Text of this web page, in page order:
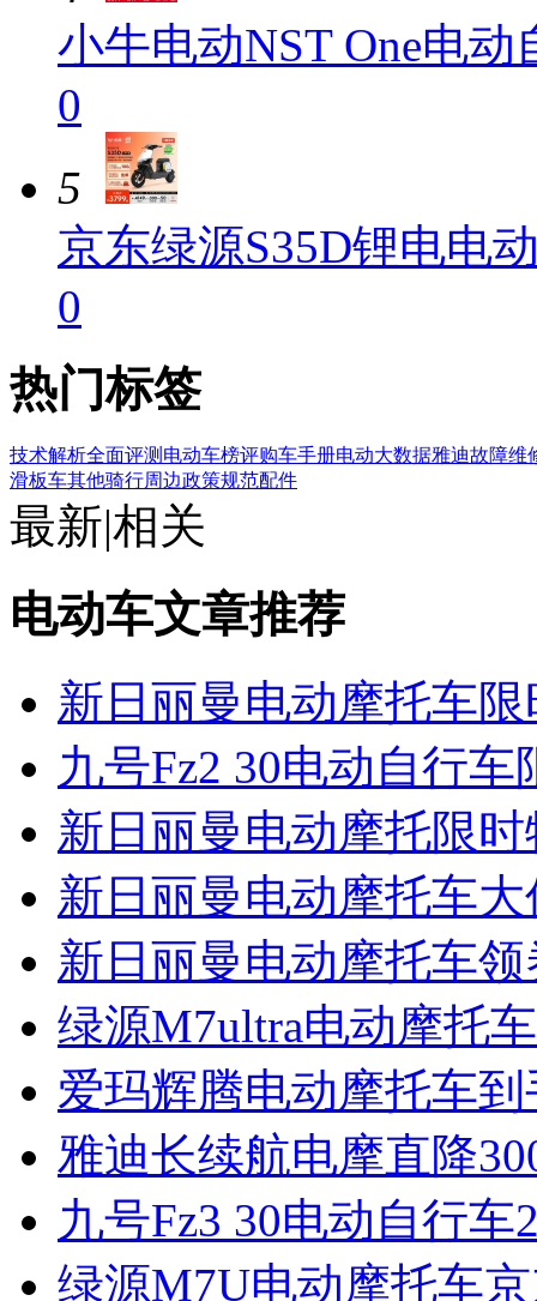
小牛电动NST One电
0
5
京东绿源S35D锂电电
0
热门标签
技术解析全面评测 电动车榜评购车手册电动大数据雅迪故障维
滑板车其他骑行周边政策规范配件
最新|相关
电动车文章推荐
新日丽曼电动摩托车
九号Fz2 30电动自行车
新日丽曼电动摩托限时
新日丽曼电动摩托车
新日丽曼电动摩托车
绿源M7ultra电动摩托
爱玛辉腾电动摩托车到
雅迪长续航电摩直降
九号Fz3 30电动自行车
绿源M7U电动摩托车